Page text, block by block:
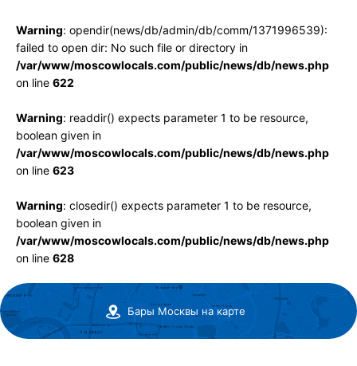
Warning: opendir(news/db/admin/db/comm/1371996539):
failed to open dir: No such file or directory in
/var/www/moscowlocals.com/public/news/db/news.php
on line 622
Warning: readdir() expects parameter 1 to be resource,
boolean given in
/var/www/moscowlocals.com/public/news/db/news.php
on line 623
Warning: closedir() expects parameter 1 to be resource,
boolean given in
/var/www/moscowlocals.com/public/news/db/news.php
on line 628
Бары Москвы на карте